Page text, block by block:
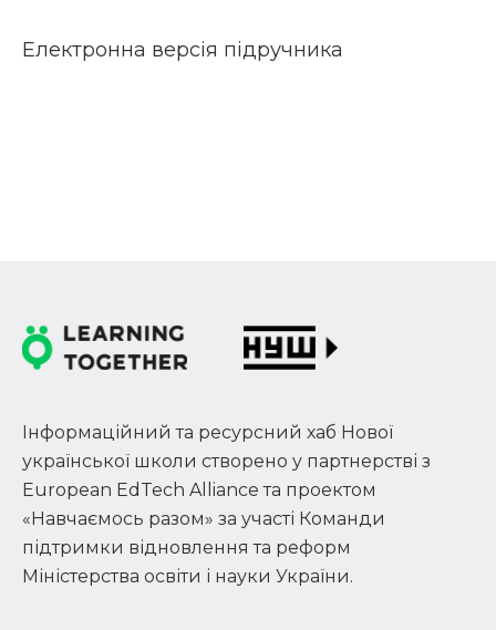
Електронна версія підручника
Інформаційний та ресурсний хаб Нової
української школи створено у партнерстві з
European EdTech Alliance та проектом
«Навчаємось разом» за участі Команди
підтримки відновлення та реформ
Міністерства освіти і науки України.